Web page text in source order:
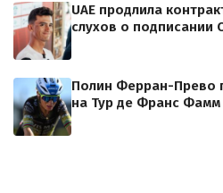
UAE продлила
слухов о подписании
Полин Ферран-Прево
на Тур де Франс Фамм